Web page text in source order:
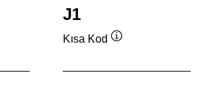
J1
Kısa Kod